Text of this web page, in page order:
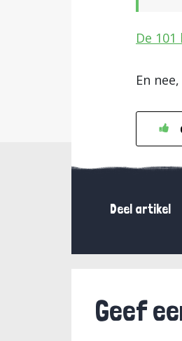
De
En
Deel artikel
Geef